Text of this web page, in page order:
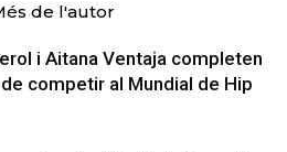
de l'autor
i Aitana Ventaja completen
competir al Mundial de Hip